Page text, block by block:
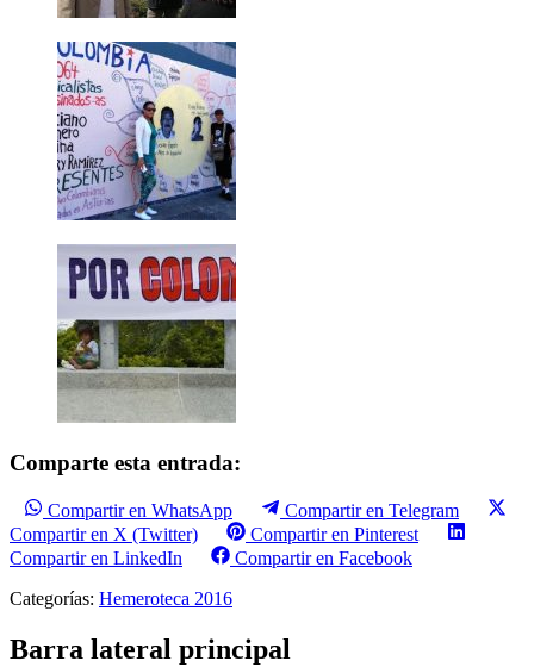
Comparte esta entrada:
Compartir en WhatsApp
Compartir en Telegram
Compartir en X (Twitter)
Compartir en Pinterest
Compartir en LinkedIn
Compartir en Facebook
Categorías: Hemeroteca 2016
Barra lateral principal